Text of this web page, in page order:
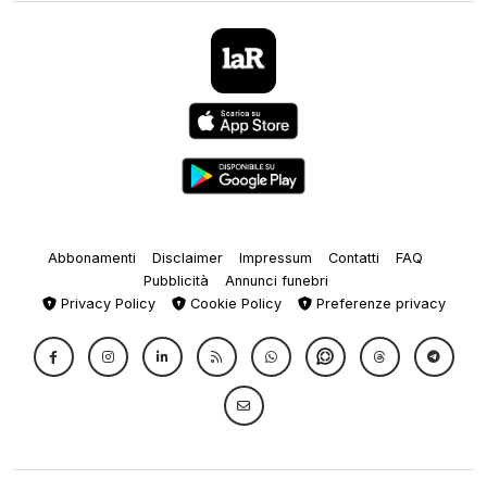
Abbonamenti Disclaimer Impressum Contatti
FAQ
Pubblicità
Annunci funebri
Privacy Policy
Cookie Policy Preferenze privacy